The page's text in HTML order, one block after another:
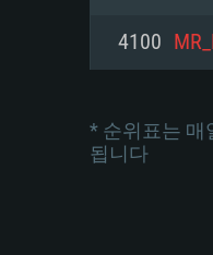
4100
* 순위표는 매
됩니다